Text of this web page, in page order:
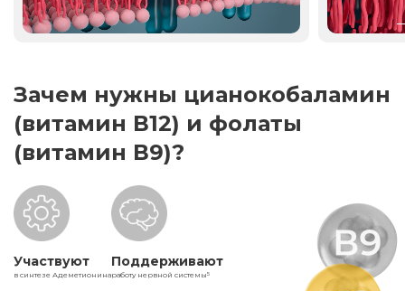
Зачем нужны цианокобаламин
(витамин В12) и фолаты
(витамин В9)?
Участвуют
в синтезе Адеметионина
Поддерживают
работу нервной системы5